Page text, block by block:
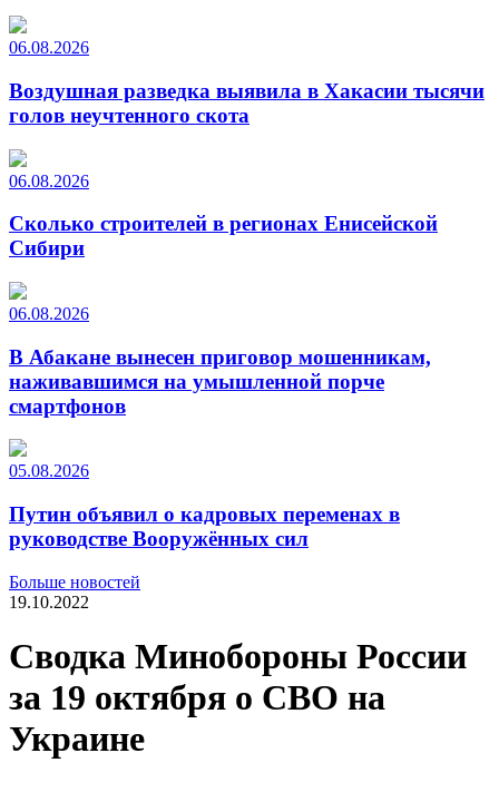
06.08.2026
Воздушная разведка выявила в Хакасии тысячи
голов неучтенного скота
06.08.2026
Сколько строителей в регионах Енисейской
Сибири
06.08.2026
В Абакане вынесен приговор мошенникам,
наживавшимся на умышленной порче
смартфонов
05.08.2026
Путин объявил о кадровых переменах в
руководстве Вооружённых сил
Больше новостей
19.10.2022
Сводка Минобороны России
за 19 октября о СВО на
Украине